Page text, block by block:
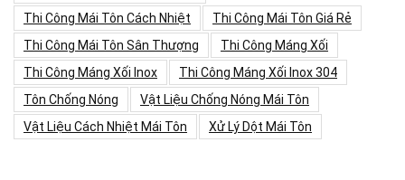
Thi Công Mái Tôn Cách Nhiệt
Thi Công Mái Tôn Giá Rẻ
Thi Công Mái Tôn Sân Thượng
Thi Công Máng Xối
Thi Công Máng Xối Inox
Thi Công Máng Xối Inox 304
Tôn Chống Nóng
Vật Liệu Chống Nóng Mái Tôn
Vật Liệu Cách Nhiệt Mái Tôn
Xử Lý Dột Mái Tôn